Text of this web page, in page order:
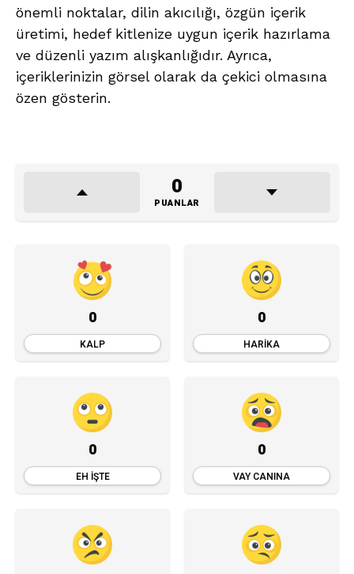
önemli noktalar, dilin akıcılığı, özgün içerik
üretimi, hedef kitlenize uygun içerik hazırlama
ve düzenli yazım alışkanlığıdır. Ayrıca,
içeriklerinizin görsel olarak da çekici olmasına
özen gösterin.
0
PUANLAR
0
KALP
0
HARIKA
0
EH İŞTE
0
VAY CANINA